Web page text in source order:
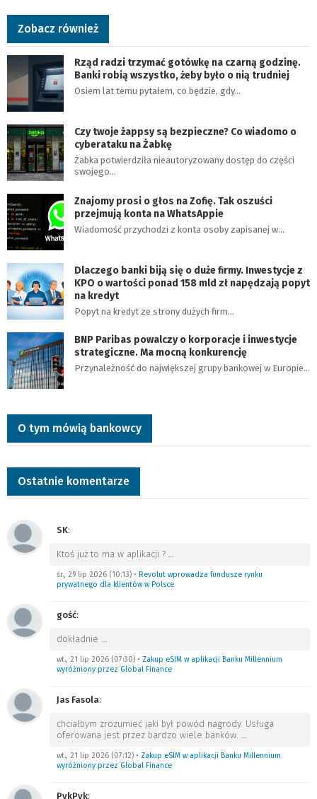
Zobacz również
Rząd radzi trzymać gotówkę na czarną godzinę.
Banki robią wszystko, żeby było o nią trudniej
Osiem lat temu pytałem, co będzie, gdy…
Czy twoje żappsy są bezpieczne? Co wiadomo o
cyberataku na Żabkę
Żabka potwierdziła nieautoryzowany dostęp do części
swojego…
Znajomy prosi o głos na Zofię. Tak oszuści
przejmują konta na WhatsAppie
Wiadomość przychodzi z konta osoby zapisanej w…
Dlaczego banki biją się o duże firmy. Inwestycje z
KPO o wartości ponad 158 mld zł napędzają popyt
na kredyt
Popyt na kredyt ze strony dużych firm…
BNP Paribas powalczy o korporacje i inwestycje
strategiczne. Ma mocną konkurencję
Przynależność do największej grupy bankowej w Europie…
O tym mówią bankowcy
Ostatnie komentarze
SK:
Ktoś już to ma w aplikacji ? …
śr., 29 lip 2026 (10:13) • Revolut wprowadza fundusze rynku
prywatnego dla klientów w Polsce
gość:
dokładnie …
wt., 21 lip 2026 (07:30) • Zakup eSIM w aplikacji Banku Millennium
wyróżniony przez Global Finance
Jas Fasola:
chciałbym zrozumieć jaki był powód nagrody. Usługa
oferowana jest przez bardzo wiele banków. …
wt., 21 lip 2026 (07:12) • Zakup eSIM w aplikacji Banku Millennium
wyróżniony przez Global Finance
PykPyk: